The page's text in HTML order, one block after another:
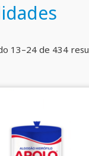
13–24 de 434